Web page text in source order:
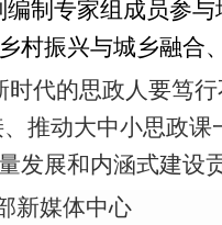
制专家组成员参
村振兴与城乡融合
代的思政人要笃
推动大中小思政
发展和内涵式建设
新媒体中心